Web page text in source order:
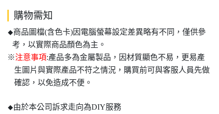
購物需知
◆商品圖檔(含色卡)因電腦螢幕設定差異略有不同，僅供參
考，以實際商品顏色為主。
※注意事項:產品多為金屬製品，因材質顯色不易，更易產
生圖片與實際產品不符之情況，購買前可與客服人員先做
確認，以免造成不便。
◆由於本公司訴求走向為DIY服務